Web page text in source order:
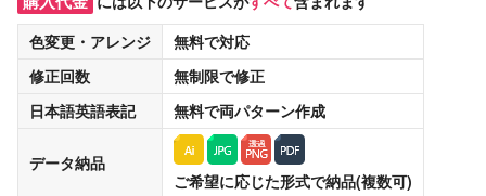
色変更・アレンジ
無料で対応
修正回数
無制限で修正
日本語英語表記
無料で両パターン作成
データ納品
ご希望に応じた形式で納品(複数可)